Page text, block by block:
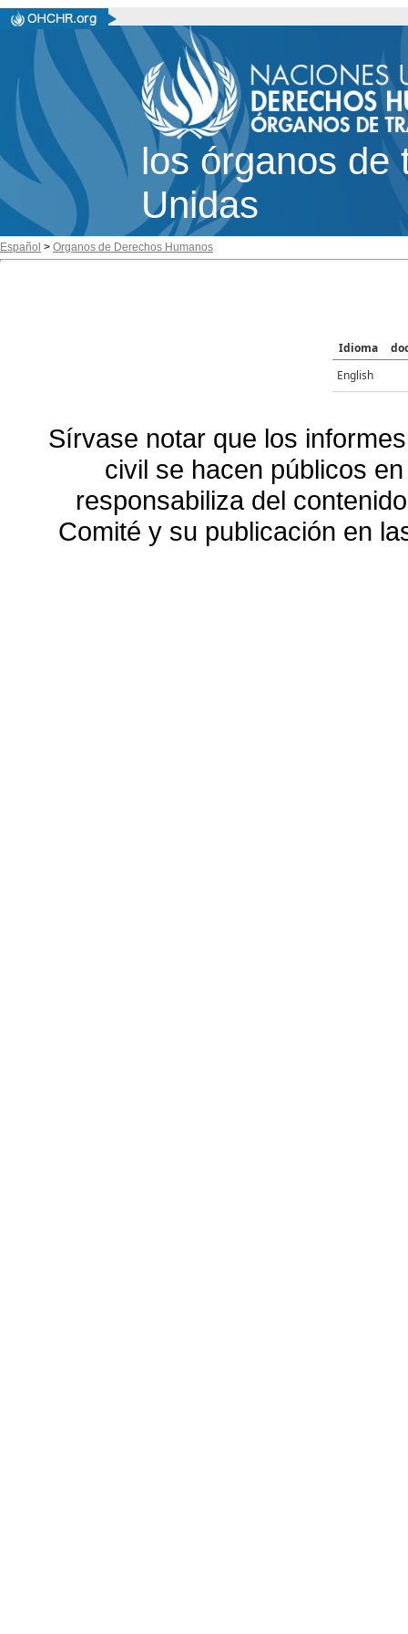
los órganos de
Unidas
Español > Organos de Derechos Humanos
Idioma
English
Sírvase notar que los
civil se hacen públicos
responsabiliza del
Comité y su publicación en